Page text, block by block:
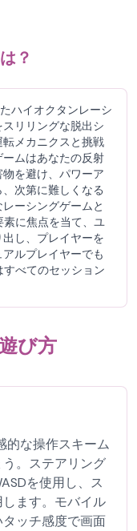
？
ハイオクタンレーシ
リリングな脱出シ
メカニクスと挑戦
ムはあなたの反射
を避け、パワーア
次第に難しくなる
ーシングゲームと
に焦点を当て、ユ
し、プレイヤーを
ルプレイヤーでも
べてのセッション
び方
的な操作スキーム
。ステアリング
を使用し、ス
ます。モバイル
ッチ感度で画面